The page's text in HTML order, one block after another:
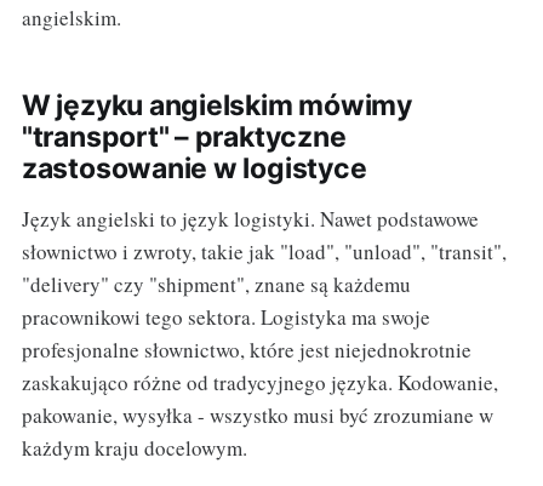
angielskim.
W języku angielskim mówimy
"transport" – praktyczne
zastosowanie w logistyce
Język angielski to język logistyki. Nawet podstawowe
słownictwo i zwroty, takie jak "load", "unload", "transit",
"delivery" czy "shipment", znane są każdemu
pracownikowi tego sektora. Logistyka ma swoje
profesjonalne słownictwo, które jest niejednokrotnie
zaskakująco różne od tradycyjnego języka. Kodowanie,
pakowanie, wysyłka - wszystko musi być zrozumiane w
każdym kraju docelowym.